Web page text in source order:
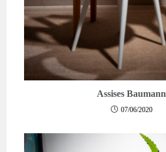
Assises Baumann
07/06/2020